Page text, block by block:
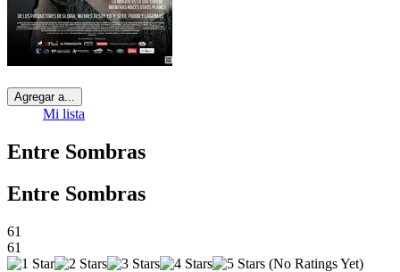
Agregar a...
Mi lista
Entre Sombras
Entre Sombras
61
61
(No Ratings Yet)